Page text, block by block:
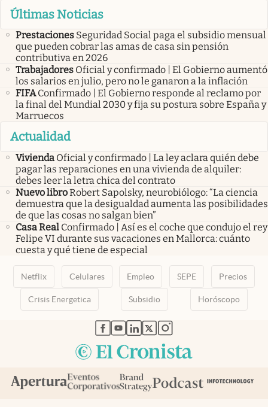
Últimas Noticias
Prestaciones Seguridad Social paga el subsidio mensual
que pueden cobrar las amas de casa sin pensión
contributiva en 2026
Trabajadores Oficial y confirmado | El Gobierno aumentó
los salarios en julio, pero no le ganaron a la inflación
FIFA Confirmado | El Gobierno responde al reclamo por
la final del Mundial 2030 y fija su postura sobre España y
Marruecos
Actualidad
Vivienda Oficial y confirmado | La ley aclara quién debe
pagar las reparaciones en una vivienda de alquiler:
debes leer la letra chica del contrato
Nuevo libroRobert Sapolsky, neurobiólogo: “La ciencia
demuestra que la desigualdad aumenta las posibilidades
de que las cosas no salgan bien”
Casa Real Confirmado | Así es el coche que condujo el rey
Felipe VI durante sus vacaciones en Mallorca: cuánto
cuesta y qué tiene de especial
Netflix Celulares Empleo SEPE Precios
Crisis Energetica Subsidio Horóscopo
abre en nueva pestaña
abre en nueva pestaña
abre en nueva pestaña
abre en nueva pestaña
abre en nueva pestaña